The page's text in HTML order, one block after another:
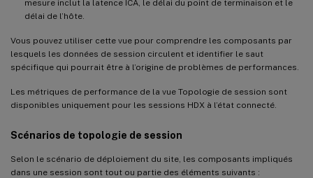
mesure inclut la latence ICA, le délai du point de terminaison et le
délai de l’hôte.
Vous pouvez utiliser cette vue pour comprendre les composants par
lesquels les données de session circulent et identifier le saut
spécifique qui pourrait être à l’origine de problèmes de performances.
Les métriques de performance de la vue Topologie de session sont
disponibles uniquement pour les sessions HDX à l’état connecté.
Scénarios de topologie de session
Selon le scénario de déploiement du site, les composants impliqués
dans une session sont tout ou partie des éléments suivants :